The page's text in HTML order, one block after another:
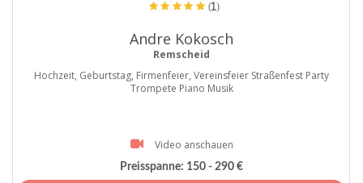
(1)
Andre Kokosch
Remscheid
Hochzeit, Geburtstag, Firmenfeier, Vereinsfeier Straßenfest Party
Trompete Piano Musik
Video anschauen
Preisspanne: 150 - 290 €